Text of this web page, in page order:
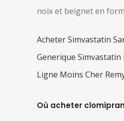
noix et beignet en
Acheter Simvastatin
Generique Simvastatin
Ligne Moins Cher
Où acheter